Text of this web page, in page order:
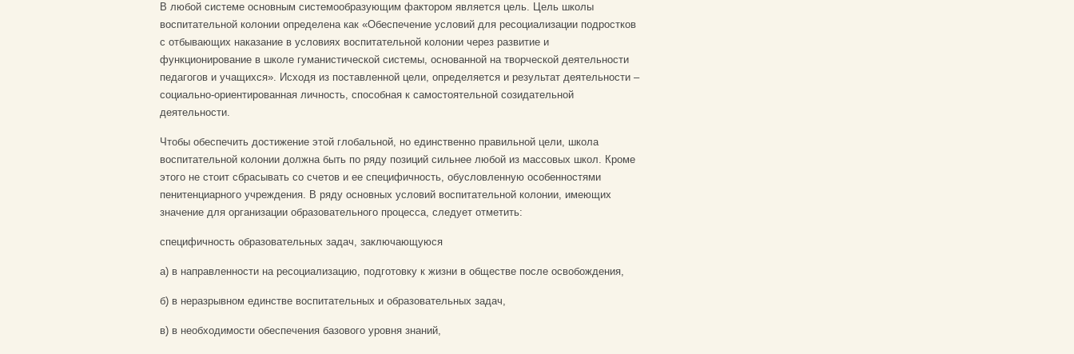
В любой системе основным системообразующим фактором является цель. Цель школы
воспитательной колонии определена как «Обеспечение условий для ресоциализации подростков
с отбывающих наказание в условиях воспитательной колонии через развитие и
функционирование в школе гуманистической системы, основанной на творческой деятельности
педагогов и учащихся». Исходя из поставленной цели, определяется и результат деятельности –
социально-ориентированная личность, способная к самостоятельной созидательной
деятельности.
Чтобы обеспечить достижение этой глобальной, но единственно правильной цели, школа
воспитательной колонии должна быть по ряду позиций сильнее любой из массовых школ. Кроме
этого не стоит сбрасывать со счетов и ее специфичность, обусловленную особенностями
пенитенциарного учреждения. В ряду основных условий воспитательной колонии, имеющих
значение для организации образовательного процесса, следует отметить:
специфичность образовательных задач, заключающуюся
а) в направленности на ресоциализацию, подготовку к жизни в обществе после освобождения,
б) в неразрывном единстве воспитательных и образовательных задач,
в) в необходимости обеспечения базового уровня знаний,